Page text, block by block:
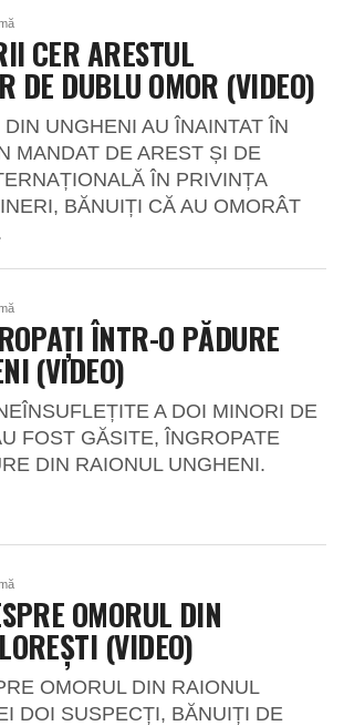
CER ARESTUL
DE DUBLU OMOR (VIDEO)
UNGHENI AU ÎNAINTAT ÎN
MANDAT DE AREST ȘI DE
ÎN PRIVINȚA
BĂNUIȚI CĂ AU OMORÂT
ÎNTR-O PĂDURE
(VIDEO)
A DOI MINORI DE
FOST GĂSITE, ÎNGROPATE
DIN RAIONUL UNGHENI.
OMORUL DIN
(VIDEO)
OMORUL DIN RAIONUL
DOI SUSPECȚI, BĂNUIȚI DE